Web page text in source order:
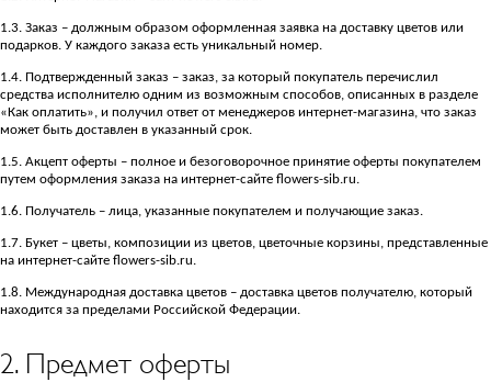
1.3. Заказ – должным образом оформленная заявка на доставку цветов или
подарков. У каждого заказа есть уникальный номер.
1.4. Подтвержденный заказ – заказ, за который покупатель перечислил
средства исполнителю одним из возможным способов, описанных в разделе
«Как оплатить», и получил ответ от менеджеров интернет-магазина, что заказ
может быть доставлен в указанный срок.
1.5. Акцепт оферты – полное и безоговорочное принятие оферты покупателем
путем оформления заказа на интернет-сайте flowers-sib.ru.
1.6. Получатель – лица, указанные покупателем и получающие заказ.
1.7. Букет – цветы, композиции из цветов, цветочные корзины, представленные
на интернет-сайте flowers-sib.ru.
1.8. Международная доставка цветов – доставка цветов получателю, который
находится за пределами Российской Федерации.
2. Предмет оферты